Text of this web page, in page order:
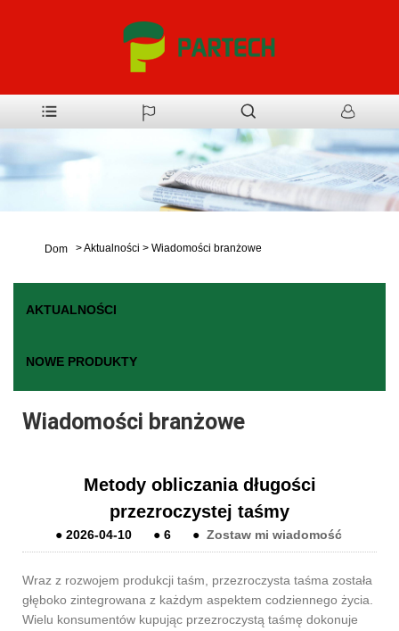
Dom >Aktualności > Wiadomości branżowe
AKTUALNOŚCI
NOWE PRODUKTY
Wiadomości branżowe
Metody obliczania długości
przezroczystej taśmy
●2026-04-10 ●6 ● Zostaw mi wiadomość
Wraz z rozwojem produkcji taśm, przezroczysta taśma została
głęboko zintegrowana z każdym aspektem codziennego życia.
Wielu konsumentów kupując przezroczystą taśmę dokonuje